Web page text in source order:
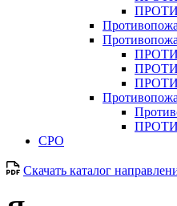
СРО
Скачать каталог